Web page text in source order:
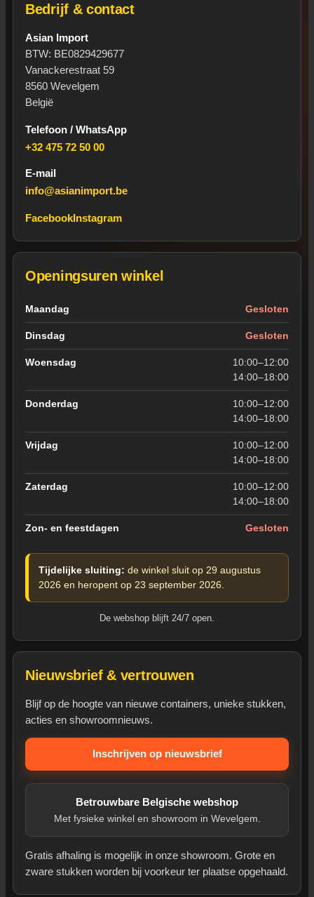
Bedrijf & contact
Asian Import
BTW: BE0829429677
Vanackerestraat 59
8560 Wevelgem
België
Telefoon / WhatsApp
+32 475 72 50 00
E-mail
info@asianimport.be
FacebookInstagram
Openingsuren winkel
Openingsuren van de winkel in Wevelgem
Maandag Gesloten
Dinsdag Gesloten
Woensdag
10:00–12:00
14:00–18:00
Donderdag
10:00–12:00
14:00–18:00
Vrijdag
10:00–12:00
14:00–18:00
Zaterdag
10:00–12:00
14:00–18:00
Zon- en feestdagen Gesloten
Tijdelijke sluiting: de winkel sluit op 29 augustus
2026 en heropent op 23 september 2026.
De webshop blijft 24/7 open.
Nieuwsbrief & vertrouwen
Blijf op de hoogte van nieuwe containers, unieke stukken,
acties en showroomnieuws.
Inschrijven op nieuwsbrief
Betrouwbare Belgische webshop
Met fysieke winkel en showroom in Wevelgem.
Gratis afhaling is mogelijk in onze showroom. Grote en
zware stukken worden bij voorkeur ter plaatse opgehaald.